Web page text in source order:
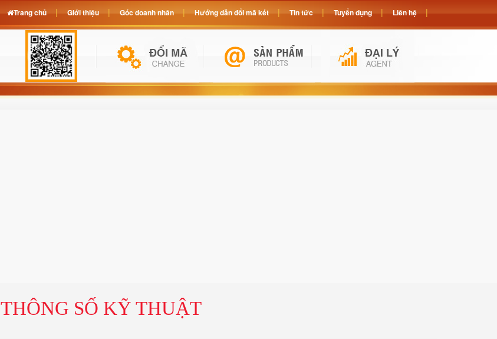
THÔNG SỐ KỸ THUẬT
Trang chủ Giới thiệu Góc doanh nhân Hướng dẫn đổi mã két Tin tức Tuyển dụng Liên hệ